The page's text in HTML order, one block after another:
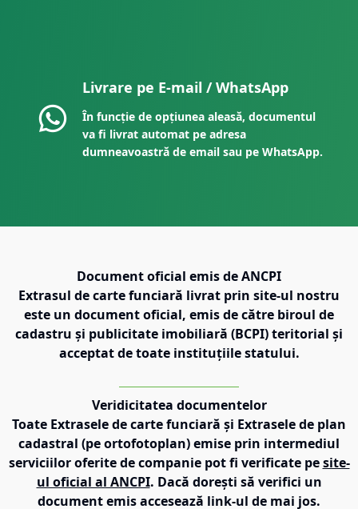
Livrare pe E-mail / WhatsApp
În funcție de opțiunea aleasă, documentul
va fi livrat automat pe adresa
dumneavoastră de email sau pe WhatsApp.
Document oficial emis de ANCPI
Extrasul de carte funciară livrat prin site-ul nostru
este un document oficial, emis de către biroul de
cadastru și publicitate imobiliară (BCPI) teritorial și
acceptat de toate instituțiile statului.
Veridicitatea documentelor
Toate Extrasele de carte funciară și Extrasele de plan
cadastral (pe ortofotoplan) emise prin intermediul
serviciilor oferite de companie pot fi verificate pe site-
ul oficial al ANCPI. Dacă dorești să verifici un
document emis accesează link-ul de mai jos.